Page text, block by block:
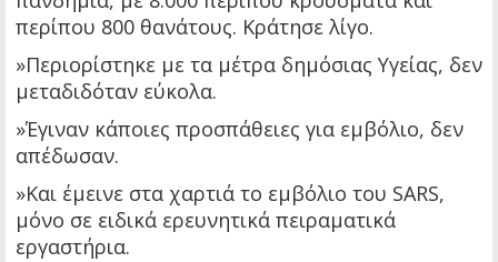
περίπου 800 θανάτους. Κράτησε λίγο.
»Περιορίστηκε με τα μέτρα δημόσιας Υγείας, δεν
μεταδιδόταν εύκολα.
»Έγιναν κάποιες προσπάθειες για εμβόλιο, δεν
απέδωσαν.
»Και έμεινε στα χαρτιά το εμβόλιο του SARS,
μόνο σε ειδικά ερευνητικά πειραματικά
εργαστήρια.